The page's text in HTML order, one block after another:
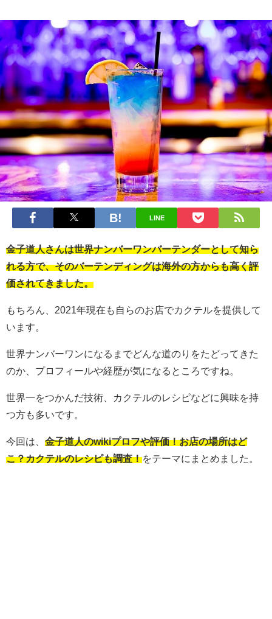
LINE
金子道人さんは世界ナンバーワンバーテンダーとして知ら
れる方で、そのバーテンディングは海外の方からも高く評
価されてきました。
もちろん、2021年現在も自らのお店でカクテルを提供して
います。
世界ナンバーワンになるまでどんな道のりをたどってきた
のか、プロフィールや経歴が気になるところですね。
世界一をつかんだ技術、カクテルのレシピなどに興味を持
つ方も多いです。
今回は、 金子道人のwikiプロフや評価！お店の場所はど
こ？カクテルのレシピも調査！をテーマにまとめました。